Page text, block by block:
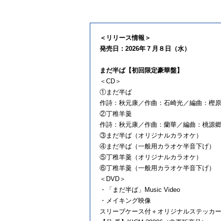
＜リリース情報＞
発売日：2026年７月８日（水）
まだ半ば【初回限定豪華盤】
＜CD＞
①まだ半ば
作詩：秋元康／作曲：石崎光／編曲：樫
②丁稚羊羹
作詩：秋元康／作曲：蘭華／編曲：桃源郷
③まだ半ば（オリジナルカラオケ）
④まだ半ば（一般用カラオケ半音下げ）
⑤丁稚羊羹（オリジナルカラオケ）
⑥丁稚羊羹（一般用カラオケ半音下げ）
＜DVD＞
・「まだ半ば」Music Video
・メイキング映像
スリーブケース付＋オリジナルステッカ